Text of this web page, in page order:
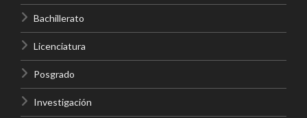
Bachillerato
Licenciatura
Posgrado
Investigación